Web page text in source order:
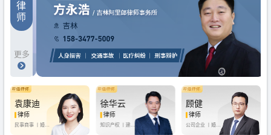
律
师
更多
袁康迪
律师
民事商事 丨 婚姻
徐华云
律师
知识产权 丨 建设
顾健
律师
公司企业 丨婚姻
房产纠纷